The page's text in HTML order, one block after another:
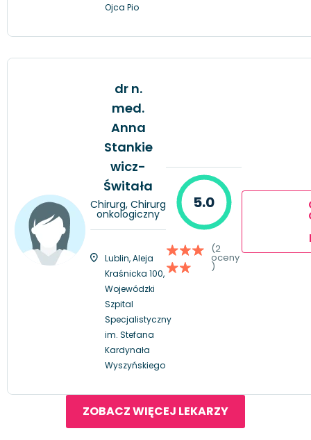
Ojca Pio
dr n.
med.
Anna
Stankie
wicz-
Świtała
Chirurg, Chirurg
onkologiczny
Lublin, Aleja
Kraśnicka 100,
Wojewódzki
Szpital
Specjalistyczny
im. Stefana
Kardynała
Wyszyńskiego
5.0
(2
oceny
)
ZOBACZ WIĘCEJ LEKARZY